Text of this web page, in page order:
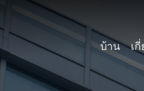
บ้าน เ